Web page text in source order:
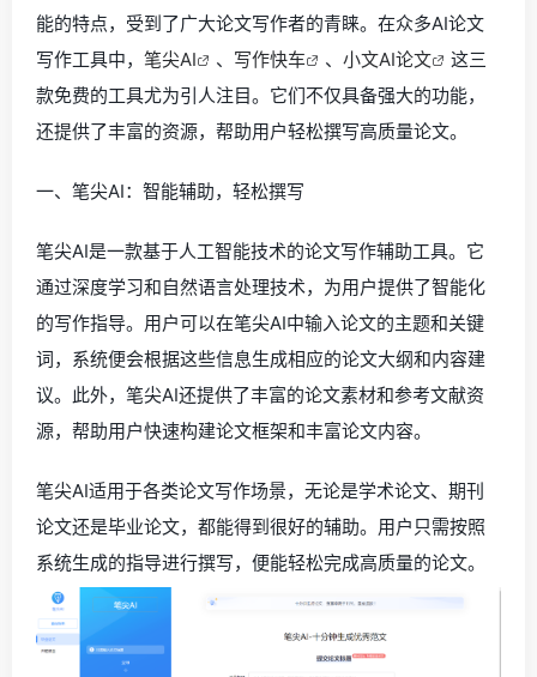
能的特点，受到了广大论文写作者的青睐。在众多AI论文
写作工具中， 笔尖AI 、 写作快车 、 小文AI论文
这三
款免费的工具尤为引人注目。它们不仅具备强大的功能，
还提供了丰富的资源，帮助用户轻松撰写高质量论文。
一、笔尖AI：智能辅助，轻松撰写
笔尖AI是一款基于人工智能技术的论文写作辅助工具。它
通过深度学习和自然语言处理技术，为用户提供了智能化
的写作指导。用户可以在笔尖AI中输入论文的主题和关键
词，系统便会根据这些信息生成相应的论文大纲和内容建
议。此外，笔尖AI还提供了丰富的论文素材和参考文献资
源，帮助用户快速构建论文框架和丰富论文内容。
笔尖AI适用于各类论文写作场景，无论是学术论文、期刊
论文还是毕业论文，都能得到很好的辅助。用户只需按照
系统生成的指导进行撰写，便能轻松完成高质量的论文。